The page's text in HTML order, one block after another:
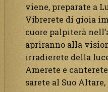
viene, preparate a
Vibrerete di gioia
cuore palpiterà
apriranno alla
irradierete della
Amerete e
sarete al Suo